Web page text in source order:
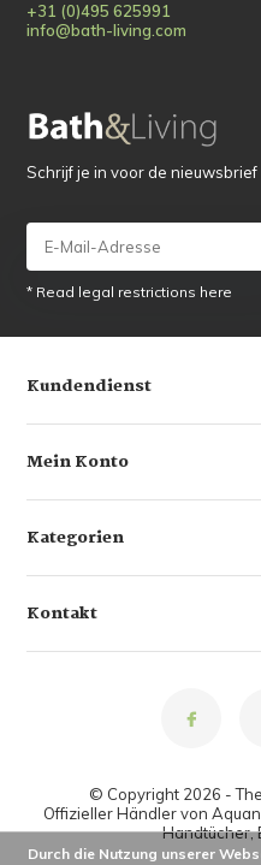
+31 (0)495 625991
info@bath-living.com
Schrijf je in voor de
* Read legal restrictions here
Kundendienst
Mein Konto
Kategorien
Kontakt
© Copyright 2026 -
Offizieller Händler von
Handtücher,
Durch die Nutzung unserer